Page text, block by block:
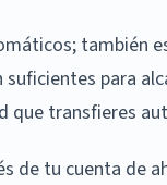
también
para
que transfieres
de tu cuenta de